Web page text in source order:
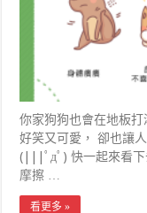
你家狗狗也會在地板
好笑又可愛， 卻也讓
(|||ﾟдﾟ) 快一起來看下
摩擦 …
看更多 »